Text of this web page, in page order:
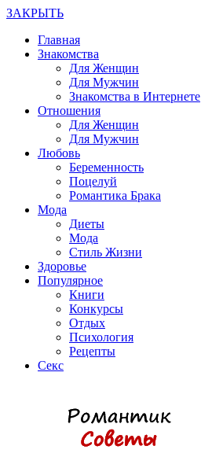
ЗАКРЫТЬ
Главная
Знакомства
Для Женщин
Для Мужчин
Знакомства в Интернете
Отношения
Для Женщин
Для Мужчин
Любовь
Беременность
Поцелуй
Романтика Брака
Мода
Диеты
Мода
Стиль Жизни
Здоровье
Популярное
Книги
Конкурсы
Отдых
Психология
Рецепты
Секс